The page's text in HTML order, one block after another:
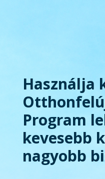
Használja
Program
kevesebb
nagyobb